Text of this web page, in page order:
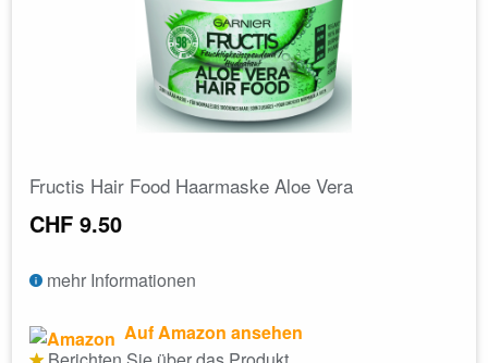
Fructis Hair Food Haarmaske Aloe Vera
CHF 9.50
mehr Informationen
Auf Amazon ansehen